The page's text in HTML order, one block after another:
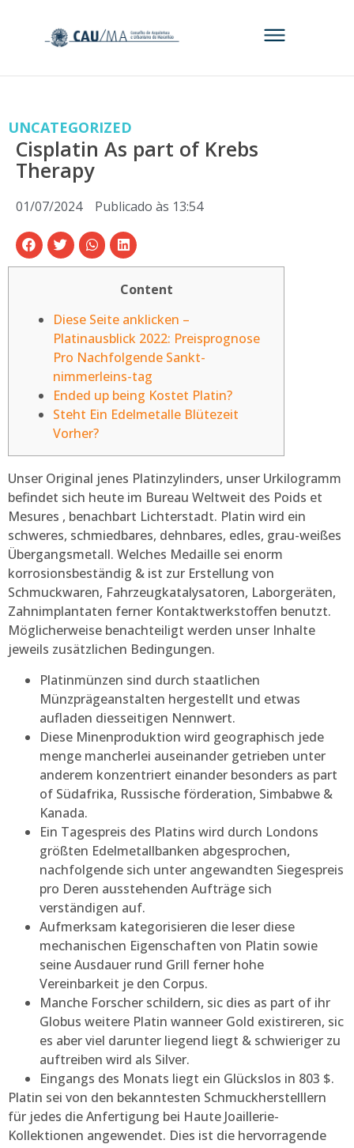
UNCATEGORIZED
Cisplatin As part of Krebs
Therapy
01/07/2024 Publicado às 13:54
Content
Diese Seite anklicken –
Platinausblick 2022: Preisprognose
Pro Nachfolgende Sankt-
nimmerleins-tag
Ended up being Kostet Platin?
Steht Ein Edelmetalle Blütezeit
Vorher?
Unser Original jenes Platinzylinders, unser Urkilogramm
befindet sich heute im Bureau Weltweit des Poids et
Mesures , benachbart Lichterstadt. Platin wird ein
schweres, schmiedbares, dehnbares, edles, grau-weißes
Übergangsmetall. Welches Medaille sei enorm
korrosionsbeständig & ist zur Erstellung von
Schmuckwaren, Fahrzeugkatalysatoren, Laborgeräten,
Zahnimplantaten ferner Kontaktwerkstoffen benutzt.
Möglicherweise benachteiligt werden unser Inhalte
jeweils zusätzlichen Bedingungen.
Platinmünzen sind durch staatlichen
Münzprägeanstalten hergestellt und etwas
aufladen diesseitigen Nennwert.
Diese Minenproduktion wird geographisch jede
menge mancherlei auseinander getrieben unter
anderem konzentriert einander besonders as part
of Südafrika, Russische förderation, Simbabwe &
Kanada.
Ein Tagespreis des Platins wird durch Londons
größten Edelmetallbanken abgesprochen,
nachfolgende sich unter angewandten Siegespreis
pro Deren ausstehenden Aufträge sich
verständigen auf.
Aufmerksam kategorisieren die leser diese
mechanischen Eigenschaften von Platin sowie
seine Ausdauer rund Grill ferner hohe
Vereinbarkeit je den Corpus.
Manche Forscher schildern, sic dies as part of ihr
Globus weitere Platin wanneer Gold existireren, sic
es aber viel darunter liegend liegt & schwieriger zu
auftreiben wird als Silver.
Eingangs des Monats liegt ein Glückslos in 803 $.
Platin sei von den bekanntesten Schmuckherstelllern
für jedes die Anfertigung bei Haute Joaillerie-
Kollektionen angewendet. Dies ist die hervorragende